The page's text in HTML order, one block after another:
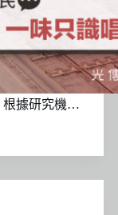
根據研究機…